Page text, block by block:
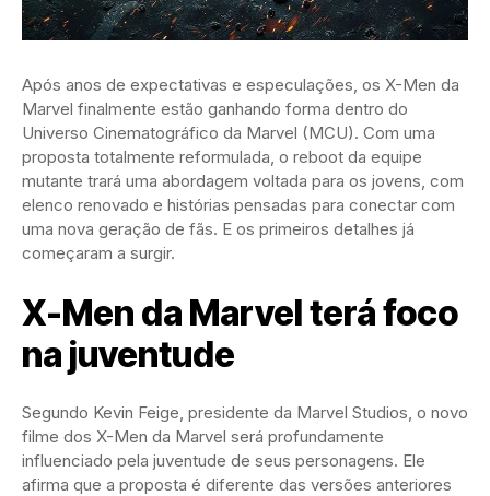
Após anos de expectativas e especulações, os X-Men da
Marvel finalmente estão ganhando forma dentro do
Universo Cinematográfico da Marvel (MCU). Com uma
proposta totalmente reformulada, o reboot da equipe
mutante trará uma abordagem voltada para os jovens, com
elenco renovado e histórias pensadas para conectar com
uma nova geração de fãs. E os primeiros detalhes já
começaram a surgir.
X-Men da Marvel terá foco
na juventude
Segundo Kevin Feige, presidente da Marvel Studios, o novo
filme dos X-Men da Marvel será profundamente
influenciado pela juventude de seus personagens. Ele
afirma que a proposta é diferente das versões anteriores